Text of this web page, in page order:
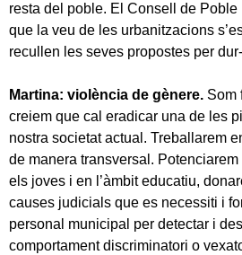
resta del poble. El Consell de Poble
que la veu de les urbanitzacions
recullen les seves propostes per
Martina: violència de gènere. Som
creiem que cal eradicar una de les
nostra societat actual. Treballarem
de manera transversal.
els joves i en l’àmbit educatiu,
causes judicials que es necessiti i
personal municipal per detectar i
comportament discriminatori o